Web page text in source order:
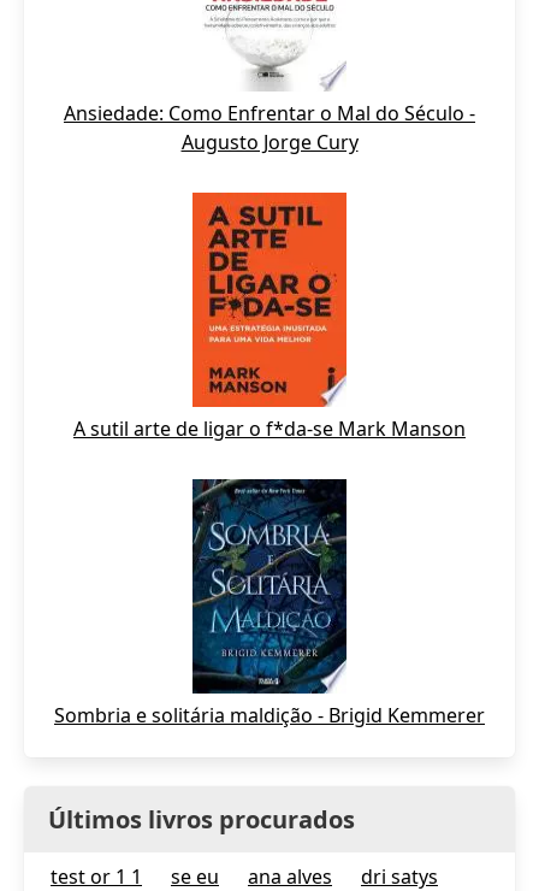
Ansiedade: Como Enfrentar o Mal do Século -
Augusto Jorge Cury
A sutil arte de ligar o f*da-se Mark Manson
Sombria e solitária maldição - Brigid Kemmerer
Últimos livros procurados
test or 1 1 se eu ana alves dri satys